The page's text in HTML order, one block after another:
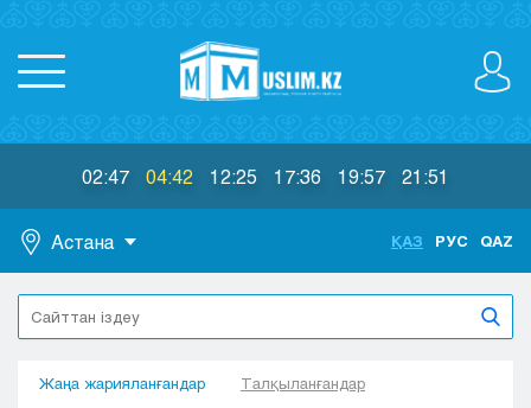
02:47 04:42 12:25 17:36 19:57 21:51
Астана
Астана
Алматы
Актобе
ҚАЗ РУС QAZ
Жаңа жарияланғандар Талқыланғандар